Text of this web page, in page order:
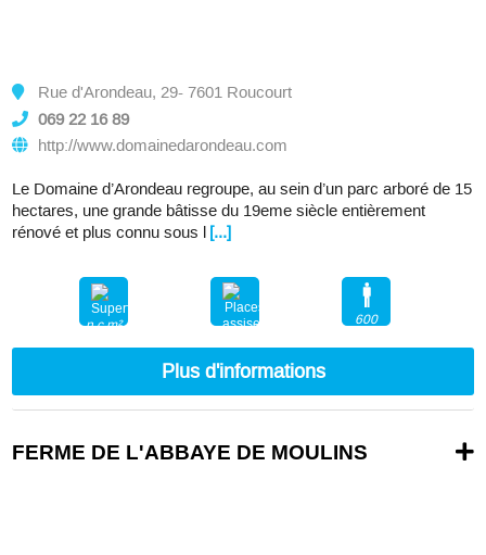
Rue d'Arondeau, 29- 7601 Roucourt
069 22 16 89
http://www.domainedarondeau.com
Le Domaine d’Arondeau regroupe, au sein d’un parc arboré de 15
hectares, une grande bâtisse du 19eme siècle entièrement
rénové et plus connu sous l [...]
n.c.m²
600
Plus d'informations
FERME DE L'ABBAYE DE MOULINS